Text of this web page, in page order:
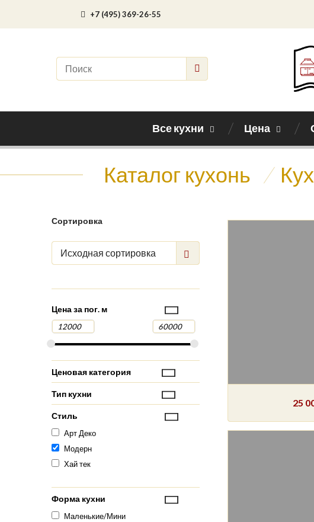
+7 (495) 369-26-55
Все кухни Цена
Каталог кухонь /
25
Сортировка
Исходная сортировка
Цена за пог. м
Ценовая категория
Тип кухни
Стиль
Арт Деко
Модерн
Хай тек
Форма кухни
Маленькие/Мини